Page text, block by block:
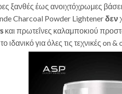
ξανθές έως ανοιχτόχρωμες
Charcoal Powder Lightenerδεν
και πρωτεΐνες καλαμποκιού
για όλες τις τεχνικές on